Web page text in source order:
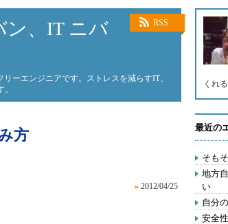
RSS
ン、IT ニバ
ーエンジニアです。ストレスを減らすIT、
方
» 2012/04/25
くれ
最近の
そも
地方
い
自分
安全